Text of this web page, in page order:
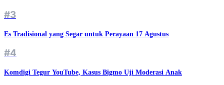
#3
Es Tradisional yang Segar untuk Perayaan 17 Agustus
#4
Komdigi Tegur YouTube, Kasus Bigmo Uji Moderasi Anak